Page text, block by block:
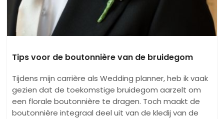
Tips voor de boutonnière van de bruidegom
Tijdens mijn carrière als Wedding planner, heb ik vaak
gezien dat de toekomstige bruidegom aarzelt om
een florale boutonnière te dragen. Toch maakt de
boutonnière integraal deel uit van de kledij van de